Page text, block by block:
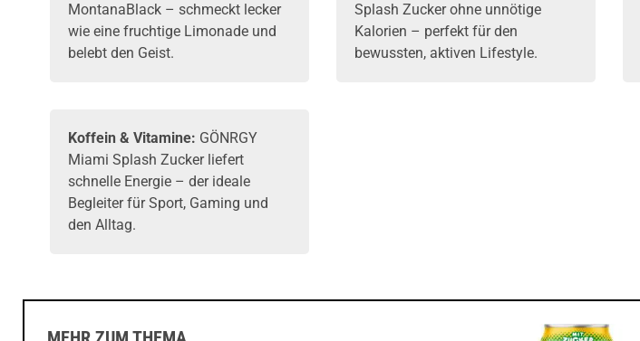
MontanaBlack – schmeckt lecker
wie eine fruchtige Limonade und
belebt den Geist.
Splash Zucker ohne unnötige
Kalorien – perfekt für den
bewussten, aktiven Lifestyle.
Koffein & Vitamine: GÖNRGY
Miami Splash Zucker liefert
schnelle Energie – der ideale
Begleiter für Sport, Gaming und
den Alltag.